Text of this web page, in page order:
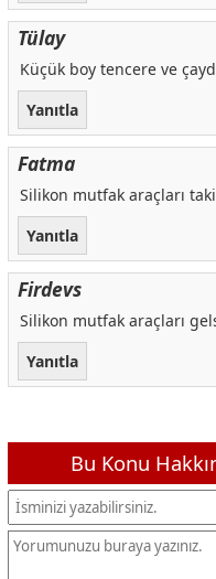
Tülay
Küçük boy tencere ve
Yanıtla
Fatma
Silikon mutfak araçları
Yanıtla
Firdevs
Silikon mutfak araçları
Yanıtla
Bu Konu